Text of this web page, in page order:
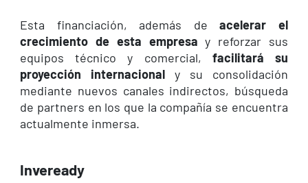
Esta financiación, además de acelerar el
crecimiento de esta empresa y reforzar sus
equipos técnico y comercial, facilitará su
proyección internacional y su consolidación
mediante nuevos canales indirectos, búsqueda
de partners en los que la compañía se encuentra
actualmente inmersa.
Inveready